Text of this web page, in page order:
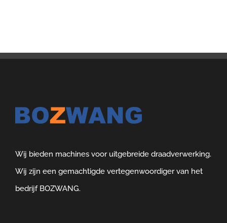
Wij bieden machines voor uitgebreide draadverwerking.
Wij zijn een gemachtigde vertegenwoordiger van het
bedrijf BOZWANG.